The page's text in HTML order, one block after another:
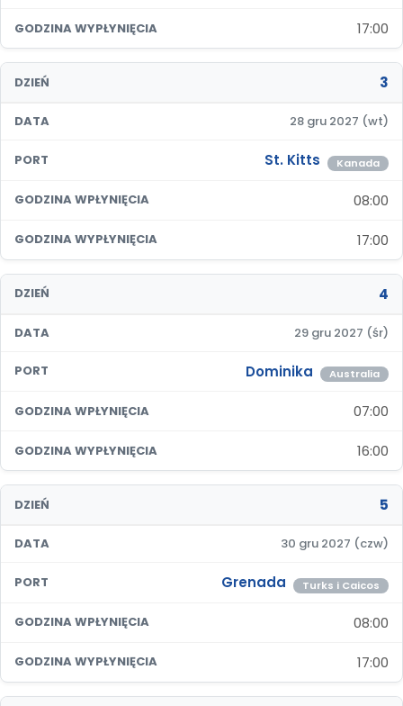
GODZINA WYPŁYNIĘCIA 17:00
DZIEŃ 3
DATA 28 gru 2027 (wt)
PORT St. Kitts Kanada
GODZINA WPŁYNIĘCIA 08:00
GODZINA WYPŁYNIĘCIA 17:00
DZIEŃ 4
DATA 29 gru 2027 (śr)
PORT Dominika Australia
GODZINA WPŁYNIĘCIA 07:00
GODZINA WYPŁYNIĘCIA 16:00
DZIEŃ 5
DATA 30 gru 2027 (czw)
PORT Grenada Turks i Caicos
GODZINA WPŁYNIĘCIA 08:00
GODZINA WYPŁYNIĘCIA 17:00